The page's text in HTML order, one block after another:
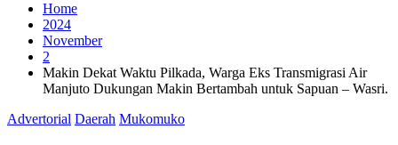
Home
2024
November
2
Makin Dekat Waktu Pilkada, Warga Eks Transmigrasi Air
Manjuto Dukungan Makin Bertambah untuk Sapuan – Wasri.
Advertorial Daerah Mukomuko